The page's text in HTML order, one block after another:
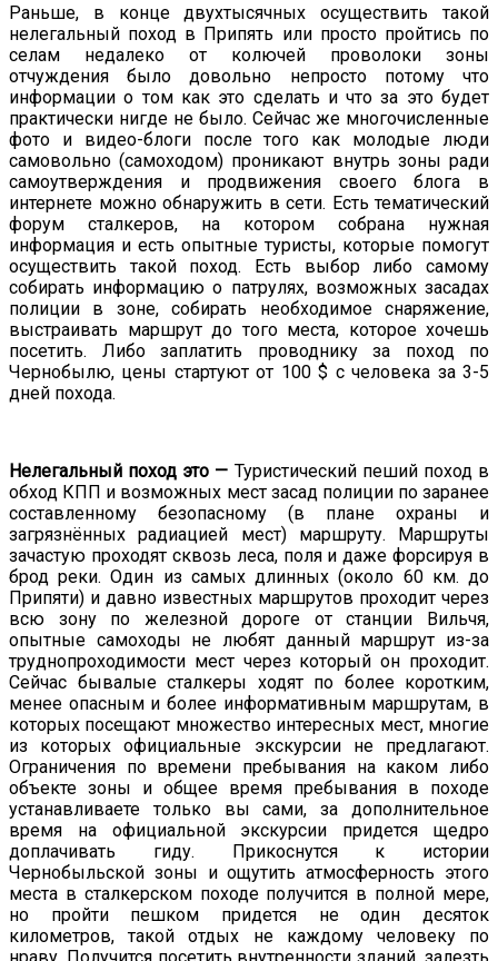
Раньше, в конце двухтысячных осуществить такой
нелегальный поход в Припять или просто пройтись по
селам недалеко от колючей проволоки зоны
отчуждения было довольно непросто потому что
информации о том как это сделать и что за это будет
практически нигде не было. Сейчас же многочисленные
фото и видео-блоги после того как молодые люди
самовольно (самоходом) проникают внутрь зоны ради
самоутверждения и продвижения своего блога в
интернете можно обнаружить в сети. Есть тематический
форум сталкеров, на котором собрана нужная
информация и есть опытные туристы, которые помогут
осуществить такой поход. Есть выбор либо самому
собирать информацию о патрулях, возможных засадах
полиции в зоне, собирать необходимое снаряжение,
выстраивать маршрут до того места, которое хочешь
посетить. Либо заплатить проводнику за поход по
Чернобылю, цены стартуют от 100 $ с человека за 3-5
дней похода.
Нелегальный поход это — Туристический пеший поход в
обход КПП и возможных мест засад полиции по заранее
составленному безопасному (в плане охраны и
загрязнённых радиацией мест) маршруту. Маршруты
зачастую проходят сквозь леса, поля и даже форсируя в
брод реки. Один из самых длинных (около 60 км. до
Припяти) и давно известных маршрутов проходит через
всю зону по железной дороге от станции Вильчя,
опытные самоходы не любят данный маршрут из-за
труднопроходимости мест через который он проходит.
Сейчас бывалые сталкеры ходят по более коротким,
менее опасным и более информативным маршрутам, в
которых посещают множество интересных мест, многие
из которых официальные экскурсии не предлагают.
Ограничения по времени пребывания на каком либо
объекте зоны и общее время пребывания в походе
устанавливаете только вы сами, за дополнительное
время на официальной экскурсии придется щедро
доплачивать гиду. Прикоснутся к истории
Чернобыльской зоны и ощутить атмосферность этого
места в сталкерском походе получится в полной мере,
но пройти пешком придется не один десяток
километров, такой отдых не каждому человеку по
нраву. Получится посетить внутренности зданий, залезть